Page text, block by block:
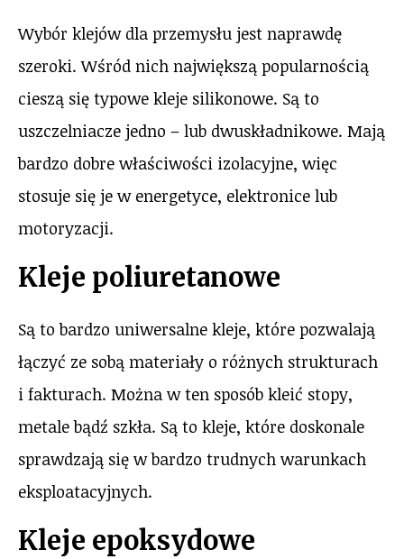
Wybór klejów dla przemysłu jest naprawdę
szeroki. Wśród nich największą popularnością
cieszą się typowe kleje silikonowe. Są to
uszczelniacze jedno – lub dwuskładnikowe. Mają
bardzo dobre właściwości izolacyjne, więc
stosuje się je w energetyce, elektronice lub
motoryzacji.
Kleje poliuretanowe
Są to bardzo uniwersalne kleje, które pozwalają
łączyć ze sobą materiały o różnych strukturach
i fakturach. Można w ten sposób kleić stopy,
metale bądź szkła. Są to kleje, które doskonale
sprawdzają się w bardzo trudnych warunkach
eksploatacyjnych.
Kleje epoksydowe